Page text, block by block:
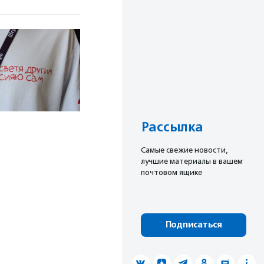
Рассылка
Cамые свежие новости,
лучшие материалы в вашем
почтовом ящике
Подписаться